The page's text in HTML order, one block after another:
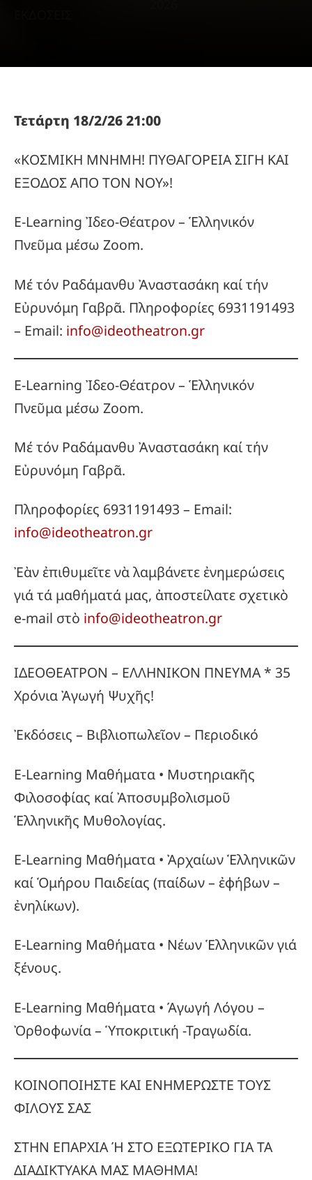
Τετάρτη 18/2/26 21:00
«ΚΟΣΜΙΚΗ ΜΝΗΜΗ! ΠΥΘΑΓΟΡΕΙΑ ΣΙΓΗ ΚΑΙ
ΕΞΟΔΟΣ ΑΠΟ ΤΟΝ ΝΟΥ»!
E-Learning Ἰδεο-Θέατρον – Ἑλληνικόν
Πνεῦμα μέσω Zoom.
Μέ τόν Ραδάμανθυ Ἀναστασάκη καί τήν
Εὐρυνόμη Γαβρᾶ. Πληροφορίες 6931191493
– Email: info@ideotheatron.gr
E-Learning Ἰδεο-Θέατρον – Ἑλληνικόν
Πνεῦμα μέσω Zoom.
Μέ τόν Ραδάμανθυ Ἀναστασάκη καί τήν
Εὐρυνόμη Γαβρᾶ.
Πληροφορίες 6931191493 – Email:
info@ideotheatron.gr
Ἐὰν ἐπιθυμεῖτε νὰ λαμβάνετε ἐνημερώσεις
γιά τά μαθήματά μας, ἀποστείλατε σχετικὸ
e-mail στὸ info@ideotheatron.gr
ΙΔΕΟΘΕΑΤΡΟΝ – ΕΛΛΗΝΙΚΟΝ ΠΝΕΥΜΑ * 35
Χρόνια Ἀγωγή Ψυχῆς!
Ἐκδόσεις – Βιβλιοπωλεῖον – Περιοδικό
E-Learning Μαθήματα • Μυστηριακῆς
Φιλοσοφίας καί Ἀποσυμβολισμοῦ
Ἑλληνικῆς Μυθολογίας.
E-Learning Μαθήματα • Ἀρχαίων Ἑλληνικῶν
καί Ὁμήρου Παιδείας (παίδων – ἐφήβων –
ἐνηλίκων).
E-Learning Μαθήματα • Νέων Ἑλληνικῶν γιά
ξένους.
E-Learning Μαθήματα • Άγωγή Λόγου –
Ὀρθοφωνία – Ὑποκριτική -Τραγωδία.
ΚΟΙΝΟΠΟΙΗΣΤΕ ΚΑΙ ΕΝΗΜΕΡΩΣΤΕ ΤΟΥΣ
ΦΙΛΟΥΣ ΣΑΣ
ΣΤΗΝ ΕΠΑΡΧΙΑ Ή ΣΤΟ ΕΞΩΤΕΡΙΚΟ ΓΙΑ ΤΑ
ΔΙΑΔΙΚΤΥΑΚΑ ΜΑΣ ΜΑΘΗΜΑ!